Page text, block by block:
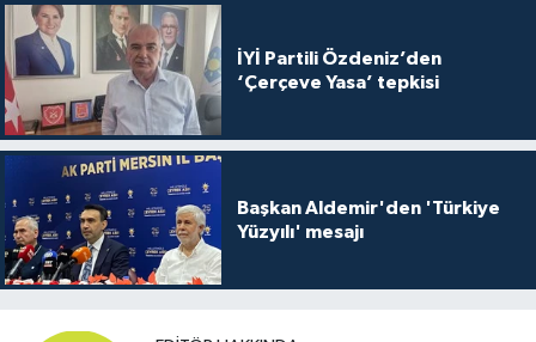
İYİ Partili Özdeniz’den
‘Çerçeve Yasa’ tepkisi
Başkan Aldemir'den 'Türkiye
Yüzyılı' mesajı